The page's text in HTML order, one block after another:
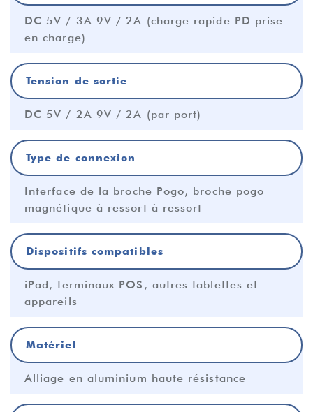
DC 5V / 3A 9V / 2A (charge rapide PD prise
en charge)
Tension de sortie
DC 5V / 2A 9V / 2A (par port)
Type de connexion
Interface de la broche Pogo, broche pogo
magnétique à ressort à ressort
Dispositifs compatibles
iPad, terminaux POS, autres tablettes et
appareils
Matériel
Alliage en aluminium haute résistance